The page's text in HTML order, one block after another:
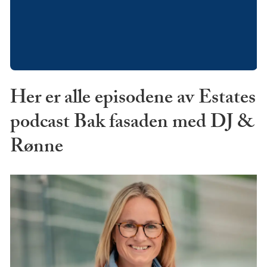
Her er alle episodene av Estates
podcast Bak fasaden med DJ &
Rønne